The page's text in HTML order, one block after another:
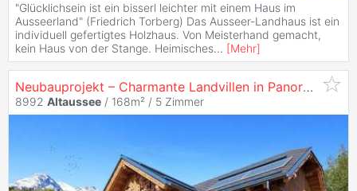
"Glücklichsein ist ein bisserl leichter mit einem Haus im
Ausseerland" (Friedrich Torberg) Das Ausseer-Landhaus ist ein
individuell gefertigtes Holzhaus. Von Meisterhand gemacht,
kein Haus von der Stange. Heimisches... [Mehr]
Neubauprojekt – Charmante Landvillen in Panoramalage – Ein Zuhause, das ankommt
8992 Altaussee / 168m² / 5 Zimmer